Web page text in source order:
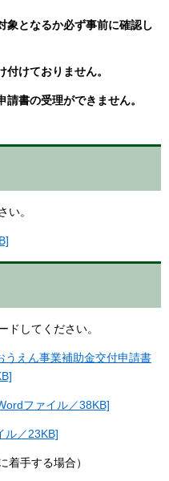
象となるか必ず事前に確認し
けておりません。
書の受理ができません。
い。
ドしてください。
うえん事業補助金交付申請書
ファイル／38KB]
ル／23KB]
着手する場合）